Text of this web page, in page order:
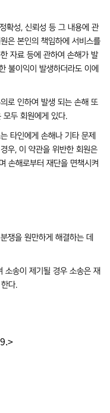
확성, 신뢰성 등 그 내용에 관
은 본인의 책임하에 서비스를
자료 등에 관하여 손해가 발
불이익이 발생하더라도 이에
로 인하여 발생 되는 손해 또
두 회원에게 있다.
타인에게 손해나 기타 문제
우, 이 약관을 위반한 회원은
손해로부터 재단을 면책시켜
쟁을 원만하게 해결하는 데
소송이 제기될 경우 소송은 재
다.